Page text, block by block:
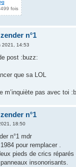
fois
n°1
2021, 14:53
post :buzz:
que sa LOL
m’inquiète pas avec toi
n°1
18:50
n°1 mdr
pour remplacer .
pieds de crics
insonorisants.